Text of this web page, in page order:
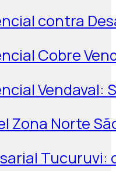
contra
Cobre
Vendaval:
Zona Norte
Tucuruvi: